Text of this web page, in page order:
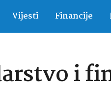
Vijesti Financije
i